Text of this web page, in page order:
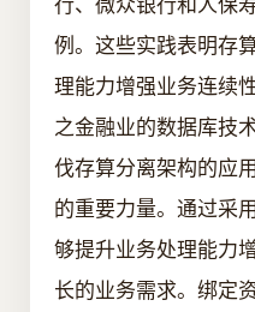
例。这些实践表明存
理能力增强业务连续
之金融业的数据库技
伐存算分离架构的应
的重要力量。通过采
够提升业务处理能力
长的业务需求。绑定